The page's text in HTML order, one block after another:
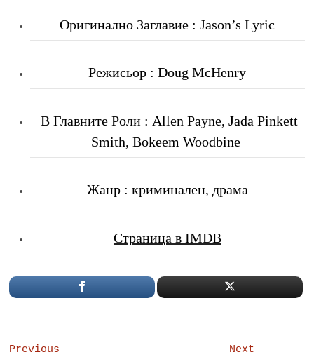
Оригинално Заглавие : Jason’s Lyric
Режисьор : Doug McHenry
В Главните Роли : Allen Payne, Jada Pinkett
Smith, Bokeem Woodbine
Жанр : криминален, драма
Страница в IMDB
Post
Previous NextNext